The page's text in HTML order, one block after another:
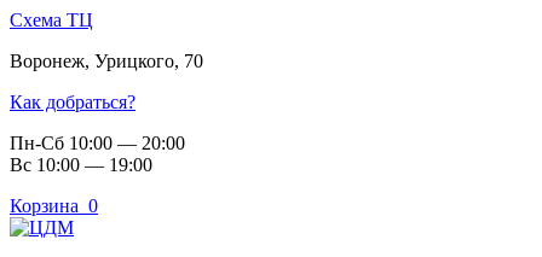
Схема ТЦ
Воронеж, Урицкого, 70
Как добраться?
Пн-Сб 10:00 — 20:00
Вс 10:00 — 19:00
Корзина 0